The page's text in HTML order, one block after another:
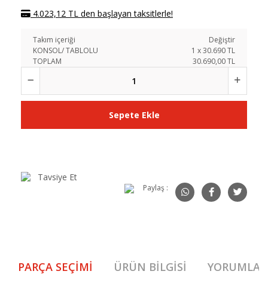
4.023,12 TL den başlayan taksitlerle!
Takım içeriği
Değiştir
KONSOL/ TABLOLU
1 x30.690TL
TOPLAM
30.690,00 TL
Sepete Ekle
Tavsiye Et
Paylaş :
PARÇA SEÇIMI ÜRÜN BILGISI YORUMLAR